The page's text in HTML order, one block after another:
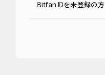
Bitfan IDを未登録の方